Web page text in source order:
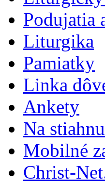
Podujatia
Liturgika
Pamiatky
Linka
Ankety
Na
Mobilné
Christ-